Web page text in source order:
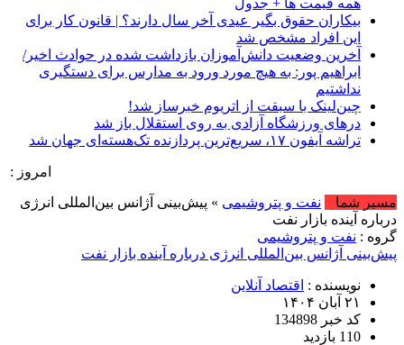
همه قیمت ها + جدول
بیکاران حقوق بگیر عیدی آخر سال دارند؟ | قانون کار برای
این افراد مشخص شد
آخرین وضعیت دانش‌آموزان بازداشت شده در حوادث اخیر/
ابراهیم پور: به هیچ مورد ورود به مدارس برای دستگیری
نداشتیم
چین‌لینک با سبقت از اتریوم خبرساز شد!
درهای ورزشگاه آزادی به روی استقلال باز شد
تراشه آیفون ۱۷، سریع‌ترین پردازنده تک‌هسته‌ای جهان شد
امروز : شنبه, ۱۷ مرداد , ۱۴۰۵ .::. برابر با : Saturday, 8 August , 2026 .::. اخبار منتشر شده : 77 خبر
مسیر شما
نفت و پتروشیمی » پیش‌بینی آژانس بین‌المللی انرژی
درباره آینده بازار نفت
گروه : نفت و پتروشیمی
پیش‌بینی آژانس بین‌المللی انرژی درباره آینده بازار نفت
نویسنده : اقتصاد آنلاین
۲۱ آبان ۱۴۰۴
کد خبر 134898
110 بازدید